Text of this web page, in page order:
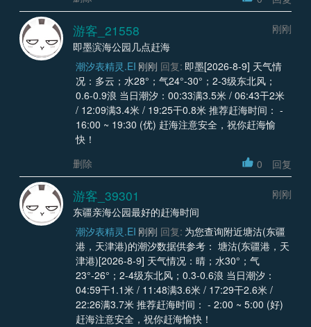
游客_21558
刚刚
即墨滨海公园几点赶海
潮汐表精灵.EI 刚刚 回复: 即墨[2026-8-9] 天气情
况：多云；水28°；气24°-30°；2-3级东北风；
0.6-0.9浪 当日潮汐：00:33满3.5米 / 06:43干2米
/ 12:09满3.4米 / 19:25干0.8米 推荐赶海时间： -
16:00 ~ 19:30 (优) 赶海注意安全，祝你赶海愉
快！
删除
0 回复
游客_39301
刚刚
东疆亲海公园最好的赶海时间
潮汐表精灵.EI 刚刚 回复: 为您查询附近塘沽(东疆
港，天津港)的潮汐数据供参考： 塘沽(东疆港，天
津港)[2026-8-9] 天气情况：晴；水30°；气
23°-26°；2-4级东北风；0.3-0.6浪 当日潮汐：
04:59干1.1米 / 11:48满3.6米 / 17:29干2.6米 /
22:26满3.7米 推荐赶海时间： - 2:00 ~ 5:00 (好)
赶海注意安全，祝你赶海愉快！